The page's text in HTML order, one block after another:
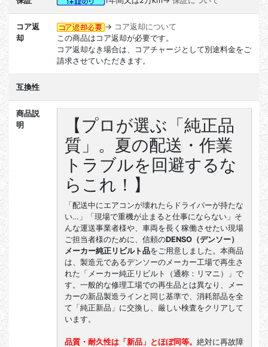
コア返
却
→ コア返却について
この商品はコア返却が必要です。
コア返却なき場合は、コアチャージとして別途料金をご
請求させていただきます。
互換性
商品説
明
【プロが選ぶ「純正品
質」。夏の配送・作業
トラブルを回避するな
らこれ！】
「配送中にエアコンが壊れたらドライバーが持たな
い…」「現場で重機が止まると仕事にならない」そ
んな運送事業者様や、車両を長く稼働させたい現場
ご担当者様のために、信頼のDENSO（デンソー）
メーカー純正リビルト品をご用意しました。本商品
は、製造元であるデンソーのメーカー工場で再生さ
れた「メーカー純正リビルト（通称：リマニ）」で
す。一般的な修理工場での再生品とは異なり、メー
カーの新品製造ラインと同じ基準で、消耗部品を全
て「純正新品」に交換し、厳しい検査をクリアして
います。
品質・耐久性は「新品」とほぼ同等。 絶対に再故障